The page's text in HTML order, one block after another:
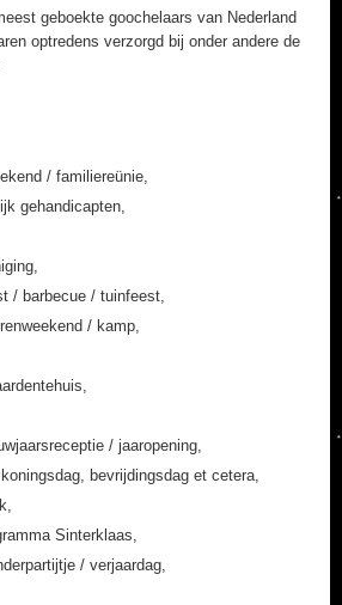
geboekte goochelaars van Nederland
optredens verzorgd bij onder andere de
/ familiereünie,
gehandicapten,
/ barbecue / tuinfeest,
/ kamp,
/ jaaropening,
bevrijdingsdag et cetera,
Sinterklaas,
/ verjaardag,